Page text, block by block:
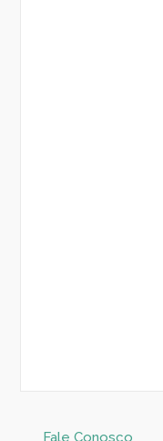
Fale Conosco